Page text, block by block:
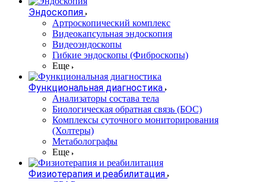
Эндоскопия
Артроскопический комплекс
Видеокапсульная эндоскопия
Видеоэндоскопы
Гибкие эндоскопы (Фиброcкопы)
Еще
Функциональная диагностика
Анализаторы состава тела
Биологическая обратная связь (БОС)
Комплексы суточного мониторирования
(Холтеры)
Метаболографы
Еще
Физиотерапия и реабилитация